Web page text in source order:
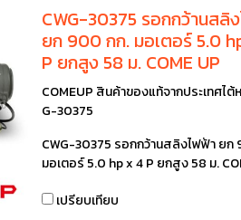
CWG-30375 รอกกว้านสลิ
ยก 900 กก. มอเตอร์ 5.0
P ยกสูง 58 ม. COME UP
COMEUP สินค้าของแท้จากประเทศไต้
G-30375
CWG-30375 รอกกว้านสลิงไฟฟ้า ยก
มอเตอร์ 5.0 hp x 4 P ยกสูง 58 ม.
เปรียบเทียบ